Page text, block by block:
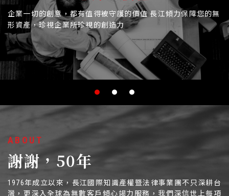
企業一切的創意，都有值得被守護的價值 長江傾力保障您的無
形資產，珍視企業所珍視的創造力
ABOUT
謝謝，50年
1976年成立以來，長江國際知識產權暨法律事業團不只深耕台
灣，更深入全球為無數客戶傾心竭力服務，我們深信世上每項